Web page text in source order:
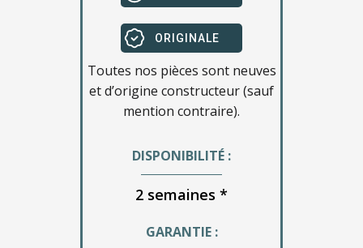
ORIGINALE
Toutes nos pièces sont neuves
et d’origine constructeur (sauf
mention contraire).
DISPONIBILITÉ :
2 semaines *
GARANTIE :